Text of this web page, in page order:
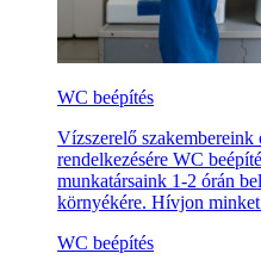
WC beépítés
Vízszerelő
rendelkezésére WC
munkatársaink 1-2 órán
környékére. Hívjon
WC beépítés